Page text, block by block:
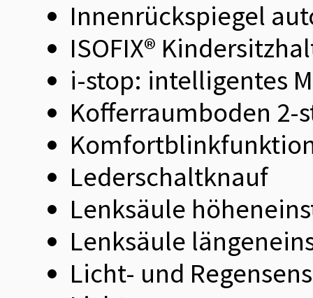
Innenrückspiegel
ISOFIX®
i-stop: intelligentes
Kofferraumboden 2-
Lederschaltknauf
Lenksäule
Lenksäule
Licht- und